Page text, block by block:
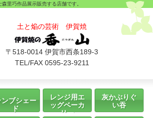
里巧作品展示販売する店舗です。
土と焔の芸術 伊賀焼
〒518-0014 伊賀市西条189-3
TEL/FAX 0595-23-9211
ンブシェー
ド
レンジ用エ
ッグベーカ
リー
灰かぶりぐ
い吞